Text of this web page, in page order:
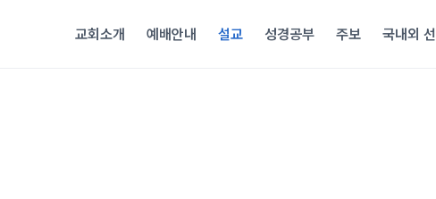
교회소개 예배안내 설교 성경공부 주보 국내외